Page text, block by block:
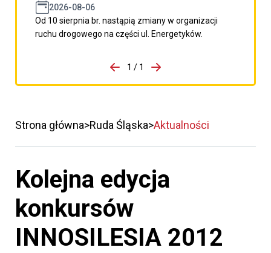
2026-08-06
Od 10 sierpnia br. nastąpią zmiany w organizacji
ruchu drogowego na części ul. Energetyków.
porzpedniego komunikatu
1 / 1
Przejdź do następnego
Strona główna Ruda Śląska Aktualności
Kolejna edycja
konkursów
INNOSILESIA 2012